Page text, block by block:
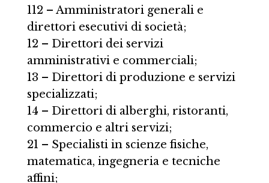
112 – Amministratori generali e
direttori esecutivi di società;
12 – Direttori dei servizi
amministrativi e commerciali;
13 – Direttori di produzione e servizi
specializzati;
14 – Direttori di alberghi, ristoranti,
commercio e altri servizi;
21 – Specialisti in scienze fisiche,
matematica, ingegneria e tecniche
affini;